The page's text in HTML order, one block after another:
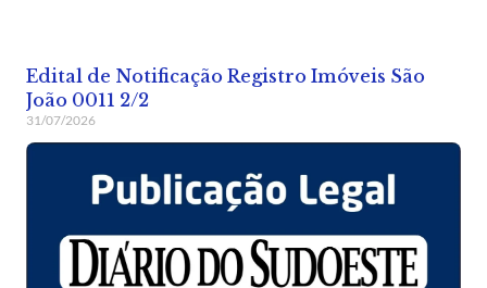
Edital de Notificação Registro Imóveis São
João 0011 2/2
31/07/2026